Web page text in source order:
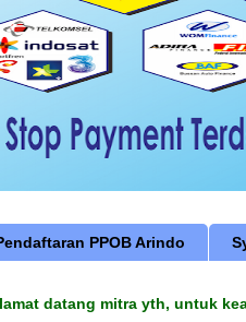
PPOB Arindo
mitra yth, untuk